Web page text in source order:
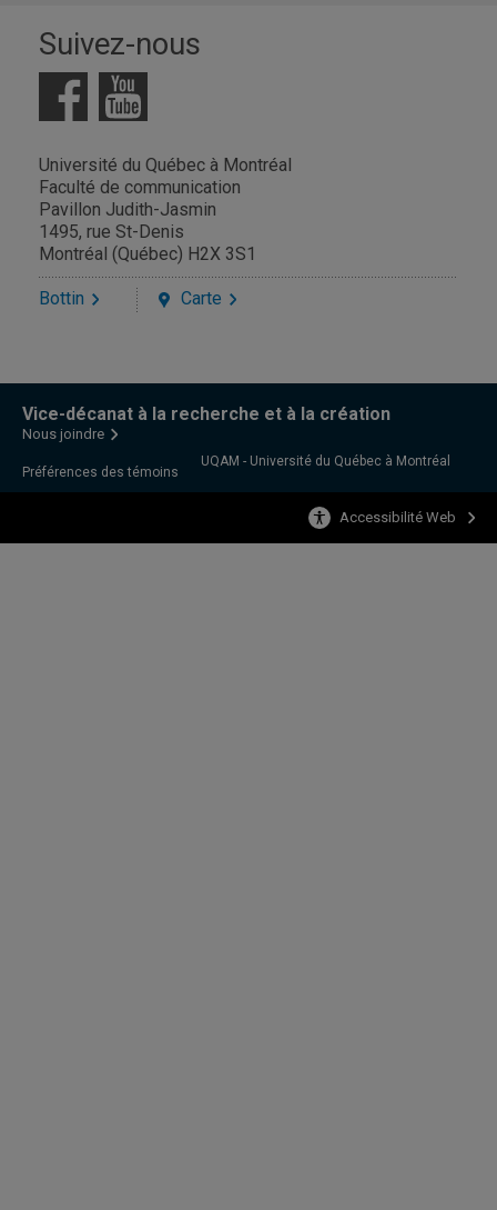
Suivez-nous
Université du Québec à Montréal
Faculté de communication
Pavillon Judith-Jasmin
1495, rue St-Denis
Montréal (Québec) H2X 3S1
Bottin Carte
Vice-décanat à la recherche et à la création
Nous joindre
Préférences des témoins
UQAM - Université du Québec à Montréal
Accessibilité Web